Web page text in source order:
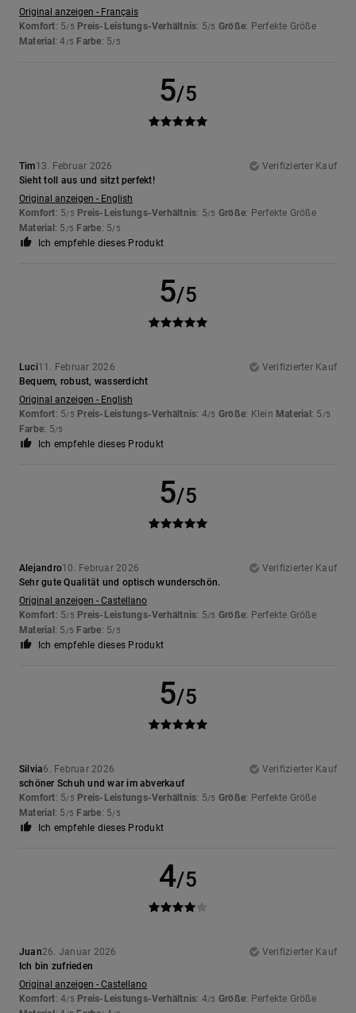
Original anzeigen - Français
Komfort: 5/5 Preis-Leistungs-Verhältnis: 5/5 Größe: Perfekte Größe
Material: 4/5 Farbe: 5/5
5/5
Tim13. Februar 2026
Verifizierter Kauf
Sieht toll aus und sitzt perfekt!
Original anzeigen - English
Komfort: 5/5 Preis-Leistungs-Verhältnis: 5/5 Größe: Perfekte Größe
Material: 5 /5 Farbe: 5/5
Ich empfehle dieses Produkt
5/5
Luci11. Februar 2026
Verifizierter Kauf
Bequem, robust, wasserdicht
Original anzeigen - English
Komfort: 5/5 Preis-Leistungs-Verhältnis: 4/5 Größe: Klein Material: 5 /5
Farbe: 5/5
Ich empfehle dieses Produkt
5/5
Alejandro10. Februar 2026
Verifizierter Kauf
Sehr gute Qualität und optisch wunderschön.
Original anzeigen - Castellano
Komfort: 5/5 Preis-Leistungs-Verhältnis: 5/5 Größe: Perfekte Größe
Material: 5 /5 Farbe: 5/5
Ich empfehle dieses Produkt
5/5
Silvia6. Februar 2026
Verifizierter Kauf
schöner Schuh und war im abverkauf
Komfort: 5/5 Preis-Leistungs-Verhältnis: 5/5 Größe: Perfekte Größe
Material: 5 /5 Farbe: 5/5
Ich empfehle dieses Produkt
4/5
Juan26. Januar 2026
Verifizierter Kauf
Ich bin zufrieden
Original anzeigen - Castellano
Komfort: 4/5 Preis-Leistungs-Verhältnis: 4/5 Größe: Perfekte Größe